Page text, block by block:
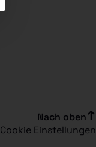
Nach oben
Cookie Einstellungen